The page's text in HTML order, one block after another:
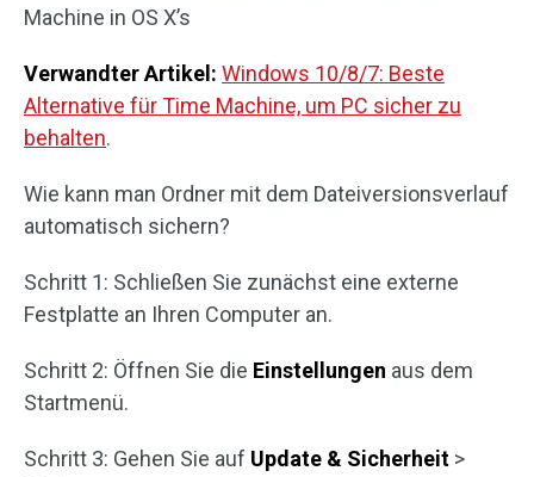
Machine in OS X’s
Verwandter Artikel: Windows 10/8/7: Beste
Alternative für Time Machine, um PC sicher zu
behalten.
Wie kann man Ordner mit dem Dateiversionsverlauf
automatisch sichern?
Schritt 1: Schließen Sie zunächst eine externe
Festplatte an Ihren Computer an.
Schritt 2: Öffnen Sie die Einstellungen aus dem
Startmenü.
Schritt 3: Gehen Sie auf Update & Sicherheit >